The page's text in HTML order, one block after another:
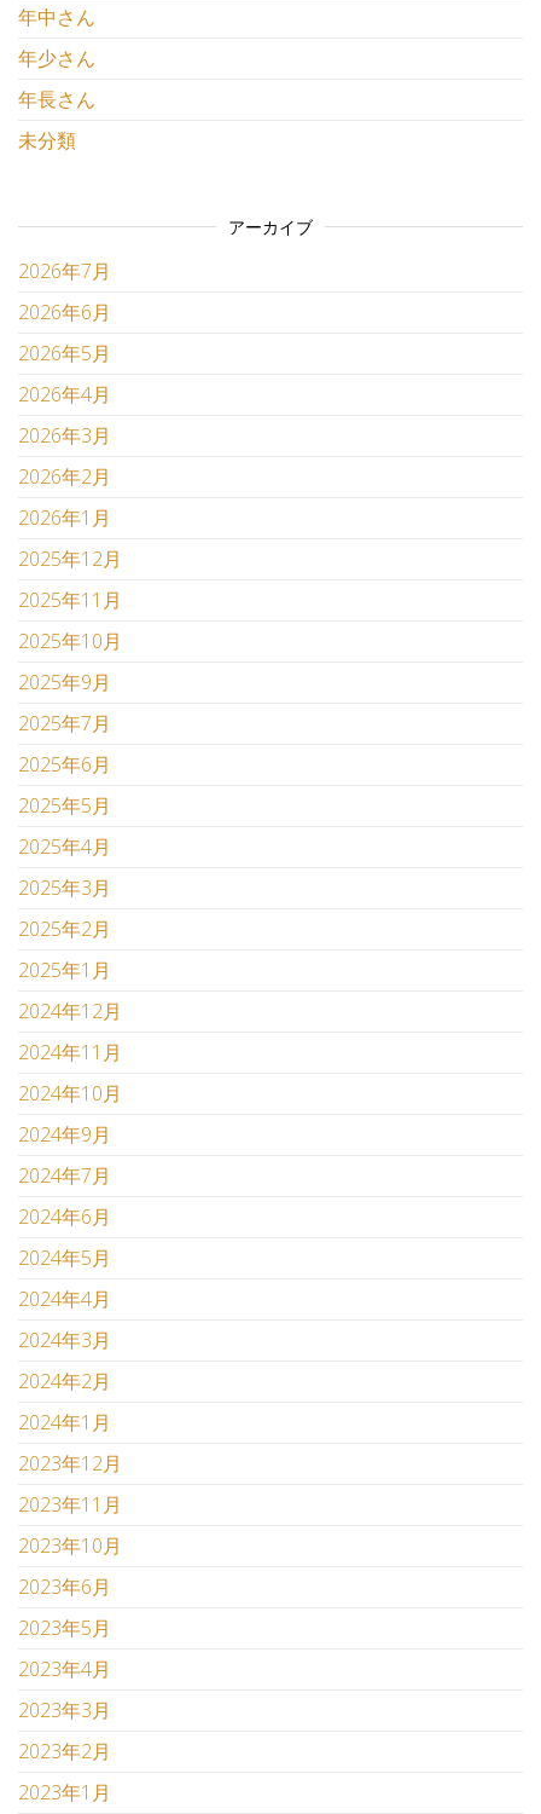
年中さん
年少さん
年長さん
未分類
アーカイブ
2026年7月
2026年6月
2026年5月
2026年4月
2026年3月
2026年2月
2026年1月
2025年12月
2025年11月
2025年10月
2025年9月
2025年7月
2025年6月
2025年5月
2025年4月
2025年3月
2025年2月
2025年1月
2024年12月
2024年11月
2024年10月
2024年9月
2024年7月
2024年6月
2024年5月
2024年4月
2024年3月
2024年2月
2024年1月
2023年12月
2023年11月
2023年10月
2023年6月
2023年5月
2023年4月
2023年3月
2023年2月
2023年1月